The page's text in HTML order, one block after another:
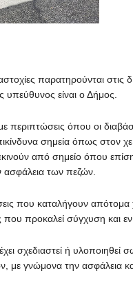
παρατηρούνται στις
υπεύθυνος είναι ο Δήμος.
περιπτώσεις όπου οι
σημεία όπως στον
από σημείο όπου
ασφάλεια των πεζών.
που καταλήγουν
προκαλεί σύγχυση και
σχεδιαστεί ή υλοποιηθεί
γνώμονα την ασφάλεια και